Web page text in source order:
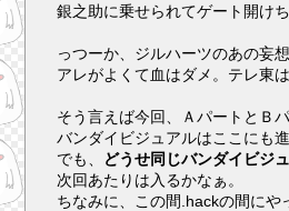
銀之助に乗せられてゲート開け
っつーか、ジルハーツのあの妄
アレがよくて血はダメ。テレ東
そう言えば今回、ＡパートとＢ
バンダイビジュアルはここにも
でも、
どうせ同じバンダイビジ
次回あたりは入るかなぁ。
ちなみに、この間.hackの間に